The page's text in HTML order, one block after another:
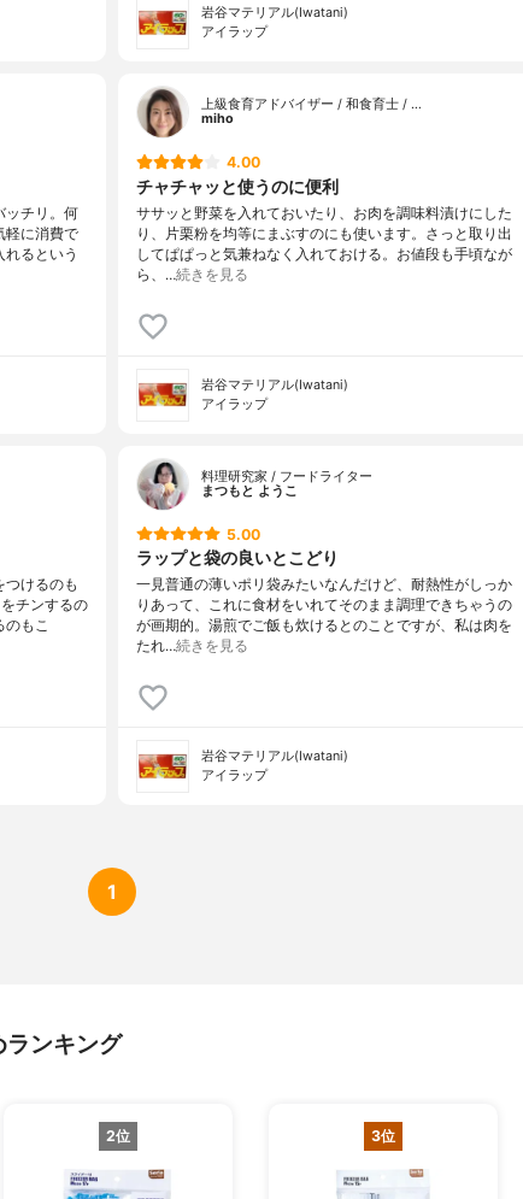
岩谷マテリアル(Iwatani)
アイラップ
ッチリ。何
軽に消費で
るという
上級食育アドバイザー / 和食育士 / …
miho
4.00
チャチャッと使うのに便利
ササッと野菜を入れておいたり、お肉を調味料漬けにした
り、片栗粉を均等にまぶすのにも使います。さっと取り出
してぱぱっと気兼ねなく入れておける。お値段も手頃なが
ら、…続きを見る
岩谷マテリアル(Iwatani)
アイラップ
つけるのも
チンするの
のもこ
料理研究家 / フードライター
まつもと ようこ
5.00
ラップと袋の良いとこどり
一見普通の薄いポリ袋みたいなんだけど、耐熱性がしっか
りあって、これに食材をいれてそのまま調理できちゃうの
が画期的。湯煎でご飯も炊けるとのことですが、私は肉を
たれ…続きを見る
岩谷マテリアル(Iwatani)
アイラップ
1
ランキング
2位 3位